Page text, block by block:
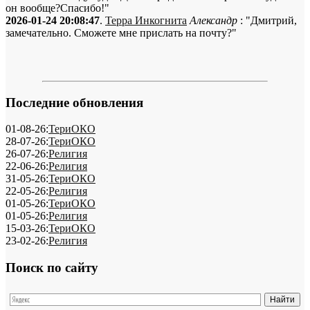
он вообще?Спасибо!"
2026-01-24 20:08:47. Терра Инкогнита Александр : "Дмитрий,
замечательно. Сможете мне прислать на почту?"
Последние обновления
01-08-26:ТериОКО
28-07-26:ТериОКО
26-07-26:Религия
22-06-26:Религия
31-05-26:ТериОКО
22-05-26:Религия
01-05-26:ТериОКО
01-05-26:Религия
15-03-26:ТериОКО
23-02-26:Религия
Поиск по сайту